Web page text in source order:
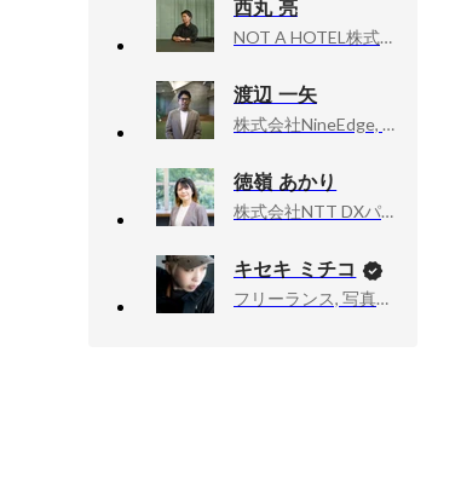
西丸 亮
NOT A HOTEL株式会社, PR/HR
渡辺 一矢
株式会社NineEdge, 代表取締役CEO
徳嶺 あかり
株式会社NTT DXパートナー, ビジネスプロデューサー
キセキ ミチコ
フリーランス, 写真家、ドキュメンタリーカメラマン